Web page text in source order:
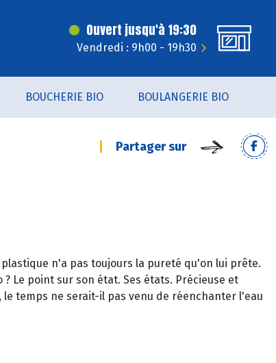
Ouvert jusqu'à 19:30
Vendredi : 9h00 - 19h30
BOUCHERIE BIO BOULANGERIE BIO
Partager sur
n'a pas toujours la pureté qu'on lui prête.
Le point sur son état. Ses états. Précieuse et
temps ne serait-il pas venu de réenchanter l'eau